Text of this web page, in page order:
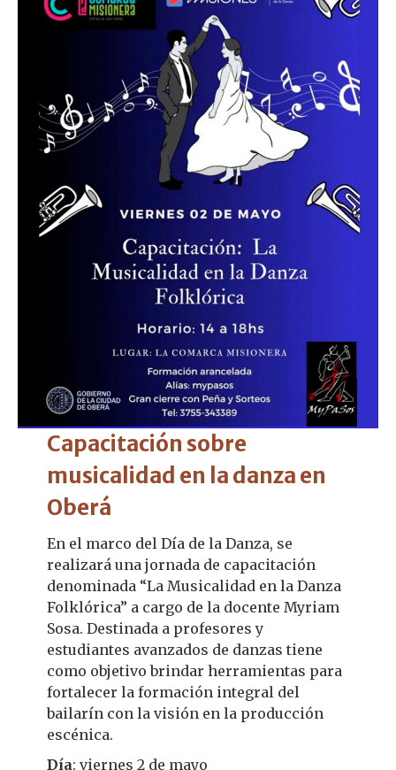
Capacitación sobre
musicalidad en la danza en
Oberá
En el marco del Día de la Danza, se
realizará una jornada de capacitación
denominada “La Musicalidad en la Danza
Folklórica” a cargo de la docente Myriam
Sosa. Destinada a profesores y
estudiantes avanzados de danzas tiene
como objetivo brindar herramientas para
fortalecer la formación integral del
bailarín con la visión en la producción
escénica.
Día: viernes 2 de mayo